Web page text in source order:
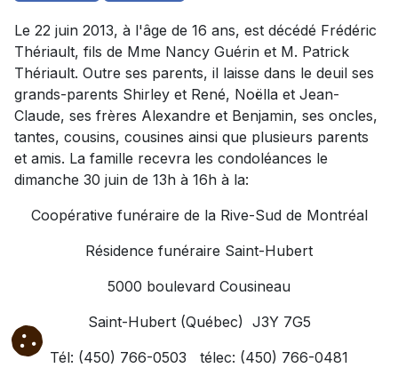
Le 22 juin 2013, à l'âge de 16 ans, est décédé Frédéric
Thériault, fils de Mme Nancy Guérin et M. Patrick
Thériault. Outre ses parents, il laisse dans le deuil ses
grands-parents Shirley et René, Noëlla et Jean-
Claude, ses frères Alexandre et Benjamin, ses oncles,
tantes, cousins, cousines ainsi que plusieurs parents
et amis. La famille recevra les condoléances le
dimanche 30 juin de 13h à 16h à la:
Coopérative funéraire de la Rive-Sud de Montréal
Résidence funéraire Saint-Hubert
5000 boulevard Cousineau
Saint-Hubert (Québec) J3Y 7G5
Tél: (450) 766-0503 télec: (450) 766-0481